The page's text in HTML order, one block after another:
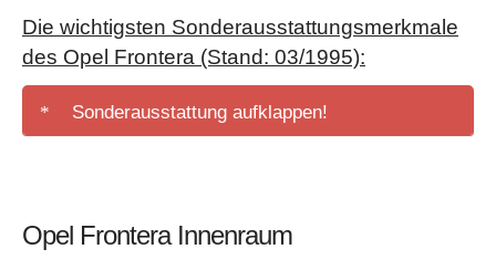
Dachrehlingbeim 4-türigen Frontera
Drehzahlmesser
Lenkrad höhenverstellbar
Die wichtigsten Sonderausstattungsmerkmale
des Opel Frontera (Stand: 03/1995):
Sonderausstattung aufklappen!
Freilaufnaben, vorne)
Opel Frontera Innenraum